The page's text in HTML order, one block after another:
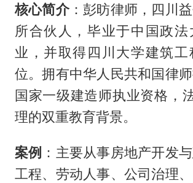
核心简介：彭昉律师，四川
所合伙人，毕业于中国政法
业，并取得四川大学建筑工
位。拥有中华人民共和国律
国家一级建造师执业资格，
理的双重教育背景。
案例 ：主要从事房地产开发
工程、劳动人事、公司治理